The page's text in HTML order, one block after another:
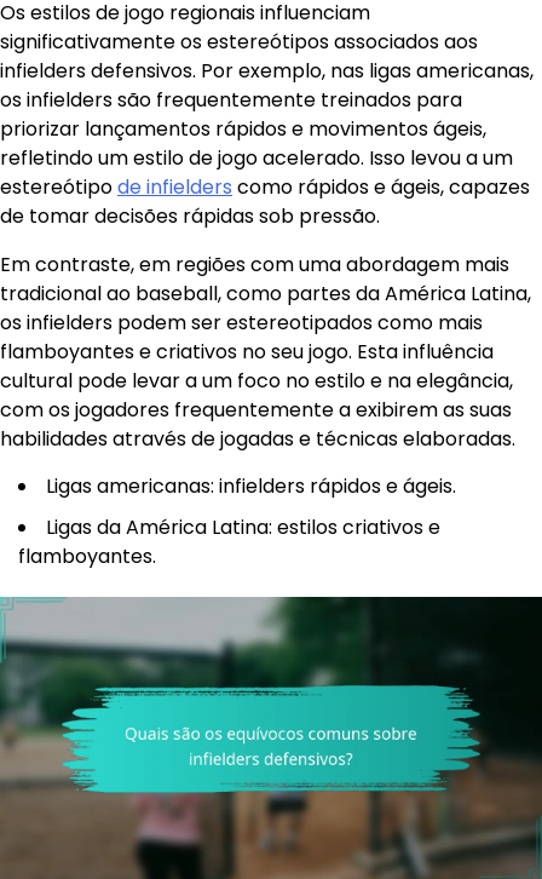
Os estilos de jogo regionais influenciam
significativamente os estereótipos associados aos
infielders defensivos. Por exemplo, nas ligas americanas,
os infielders são frequentemente treinados para
priorizar lançamentos rápidos e movimentos ágeis,
refletindo um estilo de jogo acelerado. Isso levou a um
estereótipode infielders como rápidos e ágeis, capazes
de tomar decisões rápidas sob pressão.
Em contraste, em regiões com uma abordagem mais
tradicional ao baseball, como partes da América Latina,
os infielders podem ser estereotipados como mais
flamboyantes e criativos no seu jogo. Esta influência
cultural pode levar a um foco no estilo e na elegância,
com os jogadores frequentemente a exibirem as suas
habilidades através de jogadas e técnicas elaboradas.
Ligas americanas: infielders rápidos e ágeis.
Ligas da América Latina: estilos criativos e
flamboyantes.